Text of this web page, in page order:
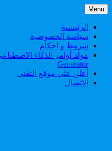
Skip
to
content
Menu
الرئيسية
سياسة الخصوصية
شروط و احكام
Generator
أعلن على موقع التقني
الاتصال